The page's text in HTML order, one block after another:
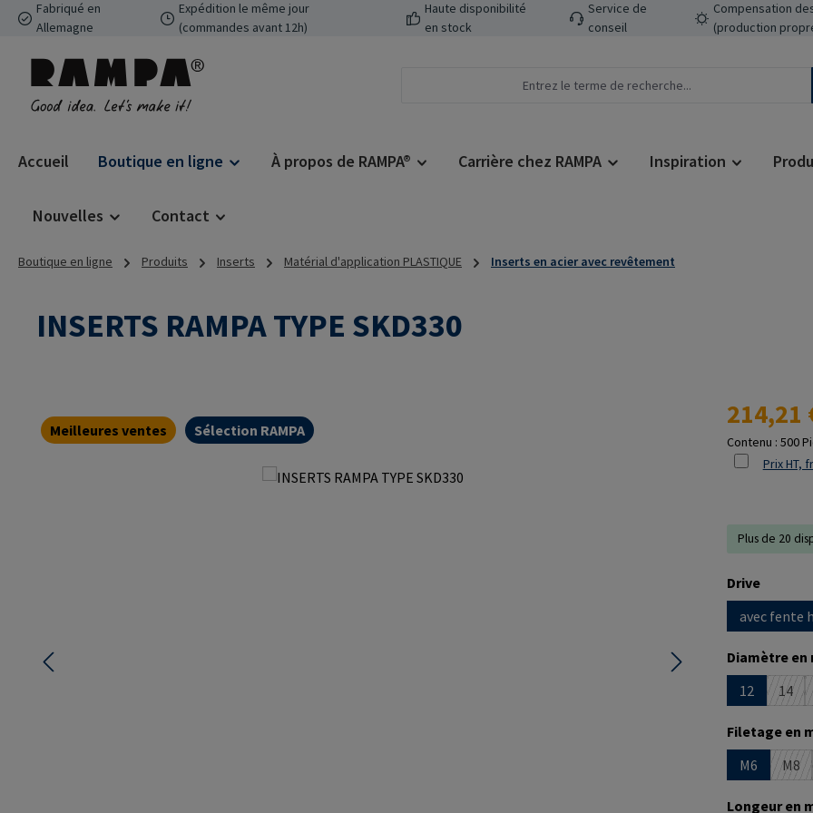
au contenu principal
Passer à la recherche
Passer à la navigation principale
Fabriqué en
Allemagne
Expédition le même jour
(commandes avant 12h)
Haute disponibilité
en stock
Service de
conseil
Compensation
(production
Accueil Boutique en ligne À propos de RAMPA® Carrière chez RAMPA Inspiration
Nouvelles Contact
Boutique en ligne Produits Inserts Matérial d'application PLASTIQUE Inserts en acier avec revêtement
INSERTS RAMPA TYPE SKD330
Meilleures ventes Sélection RAMPA
Prix régulier :
214,21
Contenu : 500
Prix HT,
Plus de 20
Sélectionnez
Drive
avec fente
Diamètre en
12
14
Filetage en
M6
M8
Longeur en